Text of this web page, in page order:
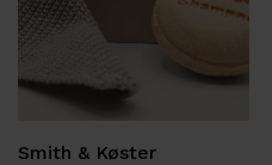
Smith & Køster